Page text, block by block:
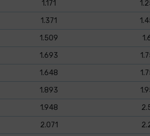
1.171
1.371
1.509
1.693
1.648
1.893
1.948
2.071